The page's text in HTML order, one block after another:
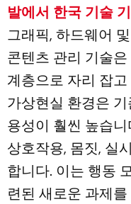
발에서 한국 기술
그래픽, 하드웨어
콘텐츠 관리 기술
계층으로 자리 잡
가상현실 환경은
용성이 훨씬 높습
상호작용, 몸짓, 실
합니다. 이는 행동
련된 새로운 과제